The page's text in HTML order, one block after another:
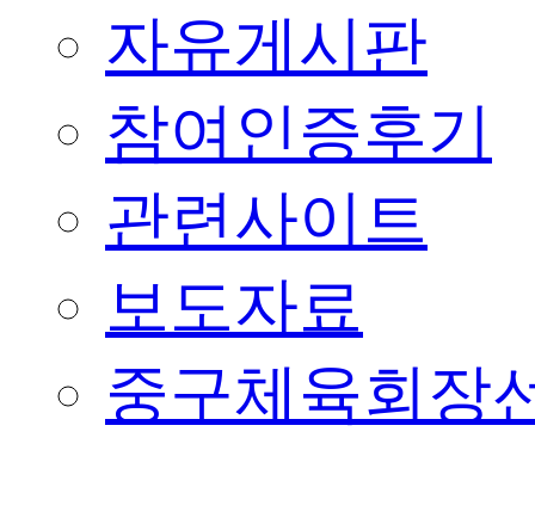
자유게시판
참여인증후기
관련사이트
보도자료
중구체육회장